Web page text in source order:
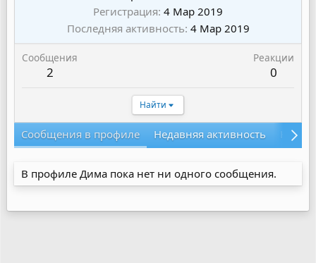
Регистрация 4 Мар 2019
Последняя активность 4 Мар 2019
Сообщения
2
Реакции
0
Найти
Сообщения в профиле Недавняя активность
В профиле Дима пока нет ни одного сообщения.